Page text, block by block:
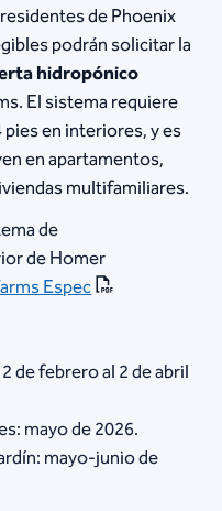
de Phoenix
podrán solicitar la
hidropónico
El sistema requiere
en interiores, y es
en apartamentos,
multifamiliares.
de
de Homer
Espec
de febrero al 2 de abril
mayo de 2026.
mayo-junio de